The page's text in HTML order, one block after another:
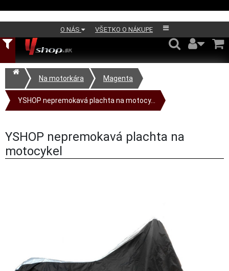
O NÁS VŠETKO O NÁKUPE
Na motorkára Magenta
YSHOP nepremokavá plachta na motocy...
YSHOP nepremokavá plachta na
motocykel